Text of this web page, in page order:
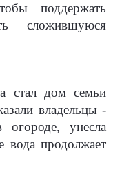
поддержать
сложившуюся
стал дом семьи
владельцы -
унесла
вода продолжает